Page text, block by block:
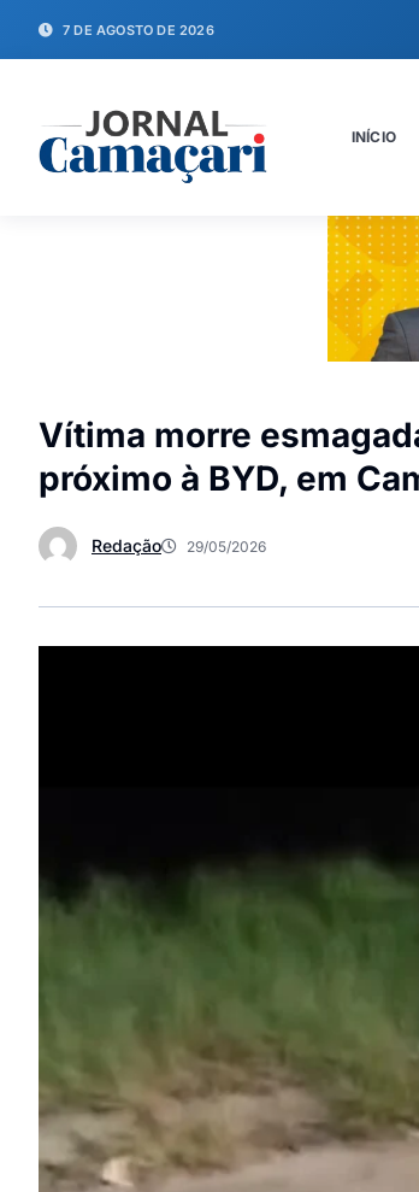
7 DE AGOSTO DE 2026
INÍCIO
Vítima morre
próximo à BYD, em
Redação 29/05/2026